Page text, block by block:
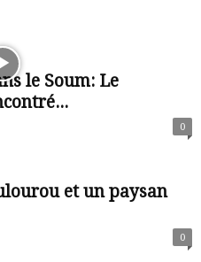
le Soum: Le
0
et un paysan
0